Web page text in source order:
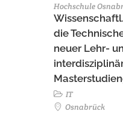
Hochschule
die
neuer Lehr-
IT
Osnabrück